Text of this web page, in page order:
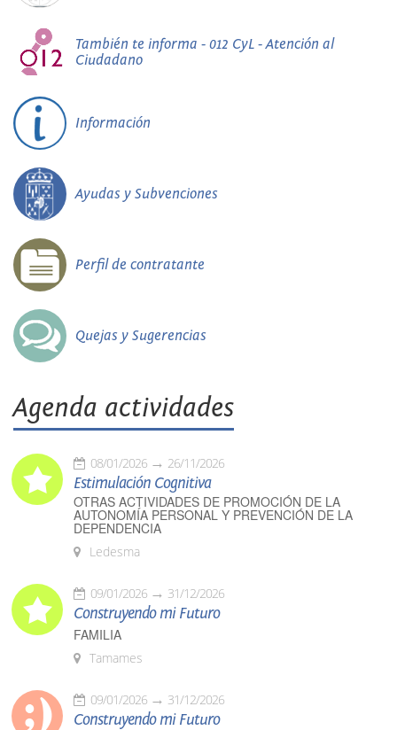
También te informa - 012 CyL - Atención al
Ciudadano
Información
Ayudas y Subvenciones
Perfil de contratante
Quejas y Sugerencias
Agenda actividades
08/01/2026 26/11/2026
Estimulación Cognitiva
OTRAS ACTIVIDADES DE PROMOCIÓN DE LA
AUTONOMÍA PERSONAL Y PREVENCIÓN DE LA
DEPENDENCIA
Ledesma
09/01/2026 31/12/2026
Construyendo mi Futuro
FAMILIA
Tamames
09/01/2026 31/12/2026
Construyendo mi Futuro